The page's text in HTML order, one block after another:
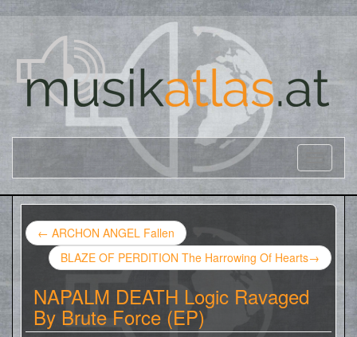
← ARCHON ANGEL Fallen
BLAZE OF PERDITION The Harrowing Of Hearts→
NAPALM DEATH Logic Ravaged
By Brute Force (EP)